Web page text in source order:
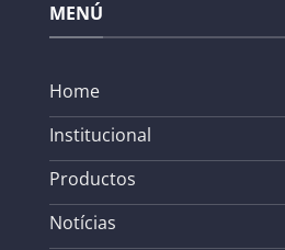
MENÚ
Home
Institucional
Productos
Notícias